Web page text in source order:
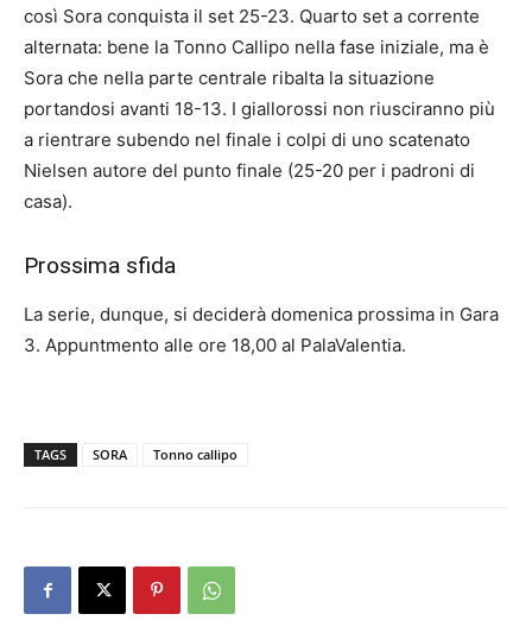
così Sora conquista il set 25-23. Quarto set a corrente
alternata: bene la Tonno Callipo nella fase iniziale, ma è
Sora che nella parte centrale ribalta la situazione
portandosi avanti 18-13. I giallorossi non riusciranno più
a rientrare subendo nel finale i colpi di uno scatenato
Nielsen autore del punto finale (25-20 per i padroni di
casa).
Prossima sfida
La serie, dunque, si deciderà domenica prossima in Gara
3. Appuntmento alle ore 18,00 al PalaValentia.
TAGS SORA Tonno callipo